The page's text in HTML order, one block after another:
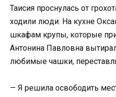
Таисия проснулась от
ходили люди. На кухне
шкафам крупы, которые
Антонина Павловна
любимые чашки,
— Я решила освободить